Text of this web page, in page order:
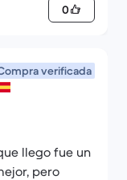
0
verificada
llego fue un
pero